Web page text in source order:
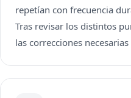
repetían con frecuencia
Tras revisar los distintos
las correcciones